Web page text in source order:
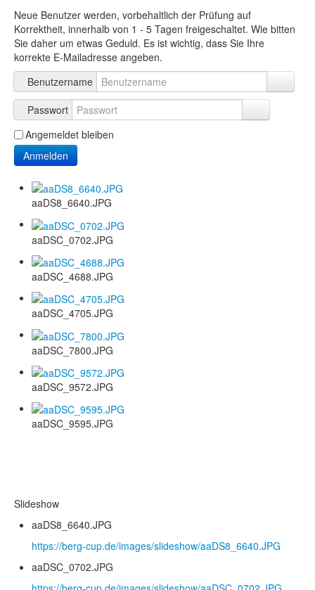
Neue Benutzer werden, vorbehaltlich der Prüfung auf
Korrektheit, innerhalb von 1 - 5 Tagen freigeschaltet. Wie bitten
Sie daher um etwas Geduld. Es ist wichtig, dass Sie Ihre
korrekte E-Mailadresse angeben.
Benutzername
Passwort
Angemeldet bleiben
Anmelden
aaDS8_6640.JPG
aaDSC_0702.JPG
aaDSC_4688.JPG
aaDSC_4705.JPG
aaDSC_7800.JPG
aaDSC_9572.JPG
aaDSC_9595.JPG
Slideshow
aaDS8_6640.JPG
https://berg-cup.de/images/slideshow/aaDS8_6640.JPG
aaDSC_0702.JPG